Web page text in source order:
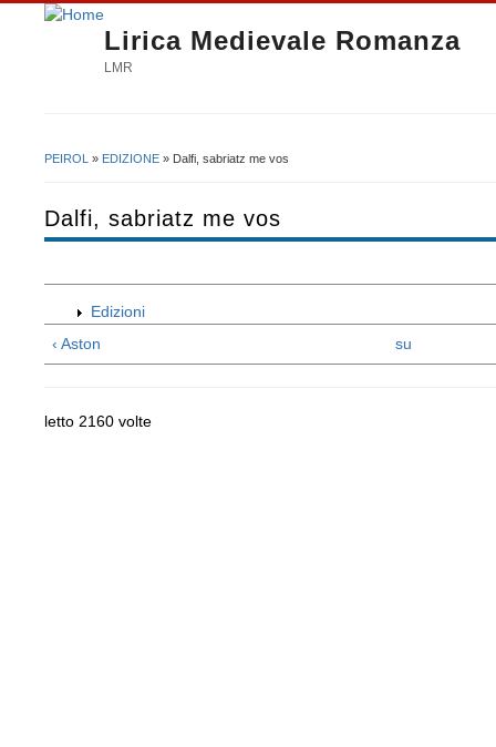
Lirica Medievale Romanza
LMR
PEIROL » EDIZIONE » Dalfi, sabriatz me vos
Dalfi, sabriatz me vos
Edizioni
‹ Aston
su
letto 2160 volte